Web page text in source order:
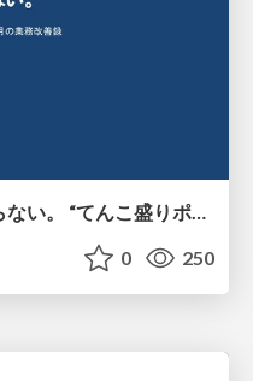
改善しないと、タスクが回らない。 “てんこ盛りポジション” を引き継いだ情シスの、入社3ヶ月の業務改善録
0 250